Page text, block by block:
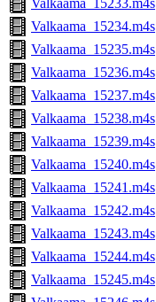
Valkaama_15233.m4s
Valkaama_15234.m4s
Valkaama_15235.m4s
Valkaama_15236.m4s
Valkaama_15237.m4s
Valkaama_15238.m4s
Valkaama_15239.m4s
Valkaama_15240.m4s
Valkaama_15241.m4s
Valkaama_15242.m4s
Valkaama_15243.m4s
Valkaama_15244.m4s
Valkaama_15245.m4s